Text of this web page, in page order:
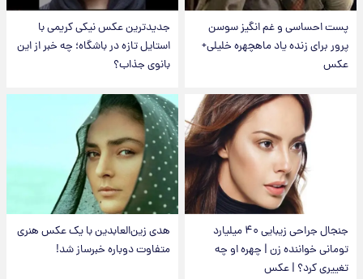
پست احساسی و غم انگیز سوسن
پرور برای زنده یاد ماهچهره خلیلی+
عکس
جدیدترین عکس نیکی کریمی با
استایل تازه در باشگاه؛ چه خبر از این
بانوی جذاب؟
جنجال جراحی زیبایی ۴۰ میلیارد
تومانی خواننده زن | چهره او چه
تغییری کرد؟ | عکس
هدی زین‌العابدین با یک عکس هنری
متفاوت دوباره خبرساز شد!